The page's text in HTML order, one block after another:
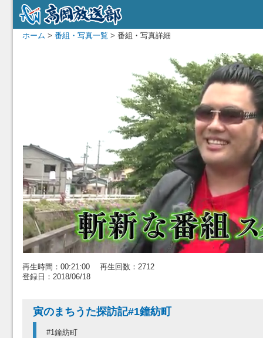
ホーム > 番組・写真一覧 > 番組・写真詳細
再生時間：00:21:00 再生回数：2712
登録日：2018/06/18
寅のまちうた探訪記#1鐘紡町
#1鐘紡町